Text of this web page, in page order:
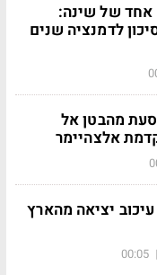
אחד של שינה:
לדמנציה שנים
מהבטן אל
אלצהיימר
יציאה מהארץ
|
00:05